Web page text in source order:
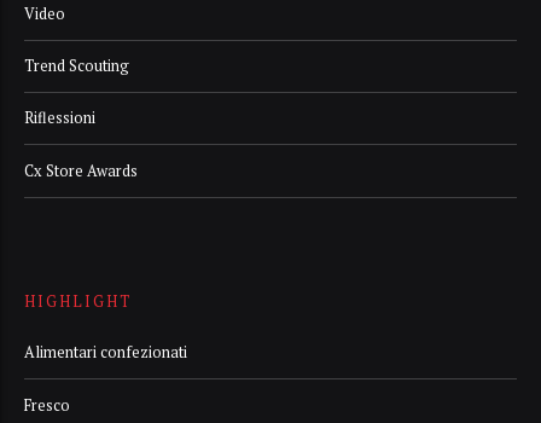
Video
Trend Scouting
Riflessioni
Cx Store Awards
HIGHLIGHT
Alimentari confezionati
Fresco